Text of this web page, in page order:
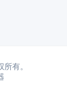
有。